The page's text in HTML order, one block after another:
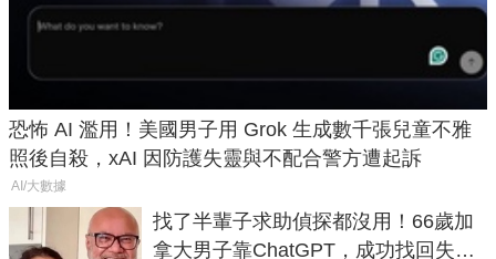
恐怖 AI 濫用！美國男子用 Grok 生成數千張兒童不雅
照後自殺，xAI 因防護失靈與不配合警方遭起訴
AI/大數據
找了半輩子求助偵探都沒用！66歲加
拿大男子靠ChatGPT，成功找回失散